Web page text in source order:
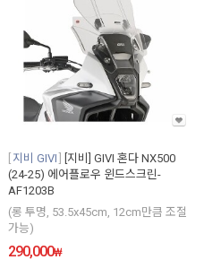
지비 GIVI
[지비] GIVI 혼다 NX500
(24-25) 에어플로우 윈드스크린-
AF1203B
(롱 투명, 53.5x45cm, 12cm만큼 조절
가능)
290,000₩